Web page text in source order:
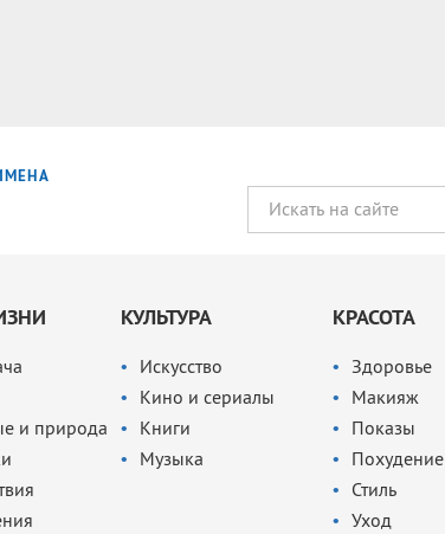
и природа
КУЛЬТУРА
Искусство
Кино и сериалы
Книги
Музыка
КРАСОТА
Здоровье
Макияж
Показы
Похудение
Стиль
Уход